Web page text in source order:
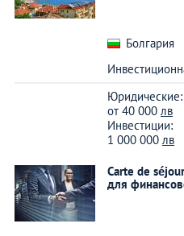
Болгария
Юридические:
от 40 000 лв
Инвестиции:
1 000 000 лв
Carte de
для